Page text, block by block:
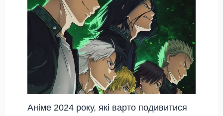
Аніме 2024 року, які варто подивитися